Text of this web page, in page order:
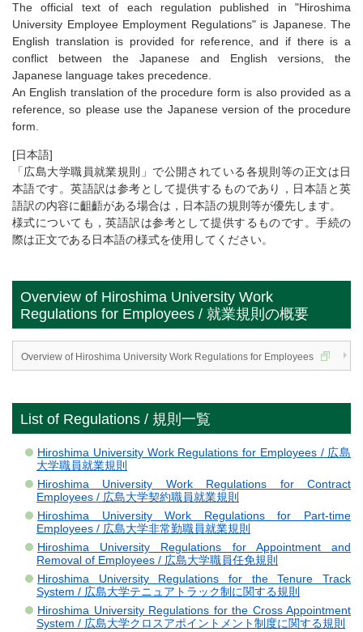
The official text of each regulation published in "Hiroshima
University Employee Employment Regulations" is Japanese. The
English translation is provided for reference, and if there is a
conflict between the Japanese and English versions, the
Japanese language takes precedence.
An English translation of the procedure form is also provided as a
reference, so please use the Japanese version of the procedure
form.
[日本語]
「広島大学職員就業規則」で公開されている各規則等の正文は日
本語です。英語訳は参考として提供するものであり，日本語と英
語訳の内容に齟齬がある場合は，日本語の規則等が優先します。
様式についても，英語訳は参考として提供するものです。手続の
際は正文である日本語の様式を使用してください。
Overview of Hiroshima University Work
Regulations for Employees / 就業規則の概要
Overview of Hiroshima University Work Regulations for Employees
List of Regulations / 規則一覧
Hiroshima University Work Regulations for Employees / 広島
大学職員就業規則
Hiroshima University Work Regulations for Contract
Employees / 広島大学契約職員就業規則
Hiroshima University Work Regulations for Part-time
Employees / 広島大学非常勤職員就業規則
Hiroshima University Regulations for Appointment and
Removal of Employees / 広島大学職員任免規則
Hiroshima University Regulations for the Tenure Track
System / 広島大学テニュアトラック制に関する規則
Hiroshima University Regulations for the Cross Appointment
System / 広島大学クロスアポイントメント制度に関する規則